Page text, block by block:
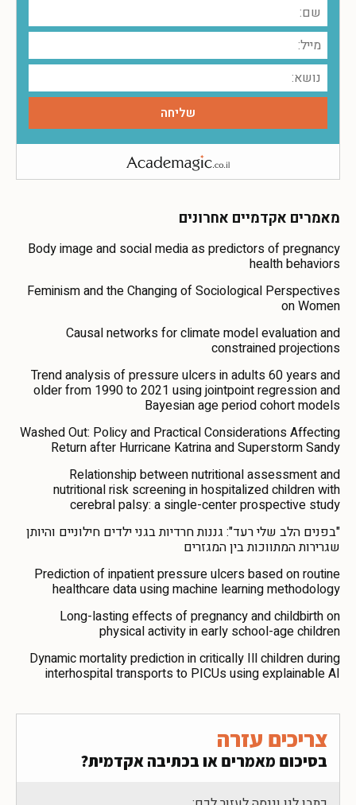
מאמרים אקדמיים אחרונים
Body image and social media as predictors of pregnancy
health behaviors
Feminism and the Changing of Sociological Perspectives
on Women
Causal networks for climate model evaluation and
constrained projections
Trend analysis of pressure ulcers in adults 60 years and
older from 1990 to 2021 using jointpoint regression and
Bayesian age period cohort models
Washed Out: Policy and Practical Considerations Affecting
Return after Hurricane Katrina and Superstorm Sandy
Relationship between nutritional assessment and
nutritional risk screening in hospitalized children with
cerebral palsy: a single-center prospective study
"בפנים הלב שלי רעד": גננות חרדיות בגני ילדים חילוניים והיותן
שגרירות המתווכות בין המגזרים
Prediction of inpatient pressure ulcers based on routine
healthcare data using machine learning methodology
Long-lasting effects of pregnancy and childbirth on
physical activity in early school-age children
Dynamic mortality prediction in critically Ill children during
interhospital transports to PICUs using explainable AI
צריכים עזרה
בסיכום מאמרים או בכתיבה אקדמית?